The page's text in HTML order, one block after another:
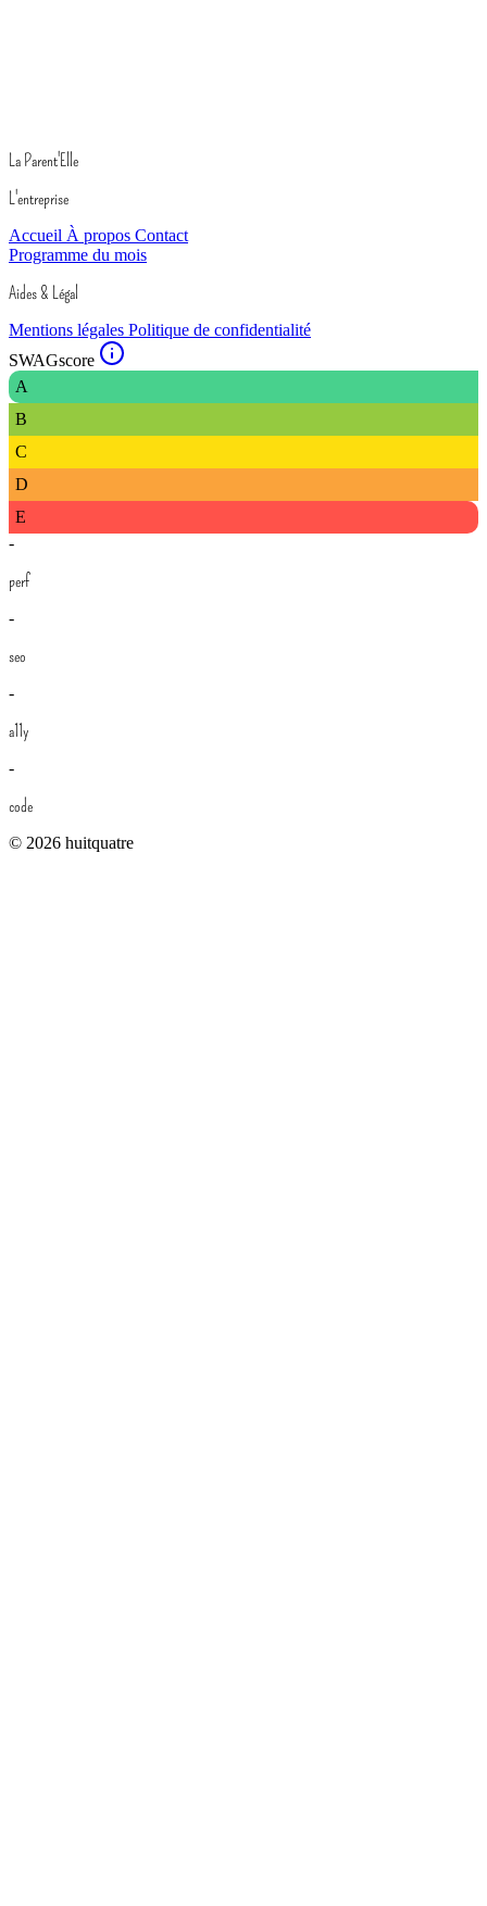
La Parent'Elle
L'entreprise
Accueil À propos Contact
Programme du mois
Aides & Légal
Mentions légales Politique de confidentialité
SWAGscore
A
B
C
D
E
-
perf
-
seo
-
a11y
-
code
© 2026 huitquatre